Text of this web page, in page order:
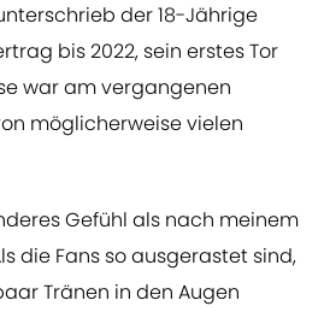
der 18-Jährige
bis 2022, sein erstes Tor
war am vergangenen
möglicherweise vielen
Gefühl als nach meinem
die Fans so ausgerastet sind,
Tränen in den Augen